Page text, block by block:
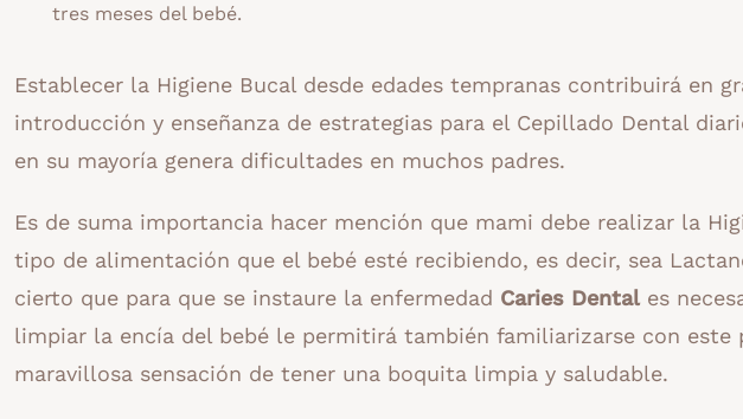
tres meses del bebé.
Establecer la Higiene Bucal desde edades tempranas contribuirá en
introducción y enseñanza de estrategias para el Cepillado Dental
en su mayoría genera dificultades en muchos padres.
Es de suma importancia hacer mención que mami debe realizar la
tipo de alimentación que el bebé esté recibiendo, es decir, sea
cierto que para que se instaure la enfermedad Caries Dentales
limpiar la encía del bebé le permitirá también familiarizarse con
maravillosa sensación de tener una boquita limpia y saludable.